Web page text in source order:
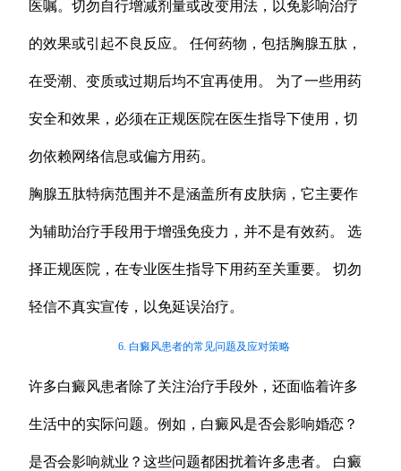
医嘱。切勿自行增减剂量或改变用法，以免影响治疗
的效果或引起不良反应。 任何药物，包括胸腺五肽，
在受潮、变质或过期后均不宜再使用。 为了一些用药
安全和效果，必须在正规医院在医生指导下使用，切
勿依赖网络信息或偏方用药。
胸腺五肽特病范围并不是涵盖所有皮肤病，它主要作
为辅助治疗手段用于增强免疫力，并不是有效药。 选
择正规医院，在专业医生指导下用药至关重要。 切勿
轻信不真实宣传，以免延误治疗。
6. 白癜风患者的常见问题及应对策略
许多白癜风患者除了关注治疗手段外，还面临着许多
生活中的实际问题。例如，白癜风是否会影响婚恋？
是否会影响就业？这些问题都困扰着许多患者。 白癜